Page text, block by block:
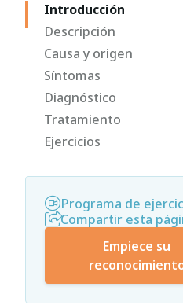
Introducción
Descripción
Causa y origen
Síntomas
Diagnóstico
Tratamiento
Ejercicios
Programa de
Compartir esta
Empiece su